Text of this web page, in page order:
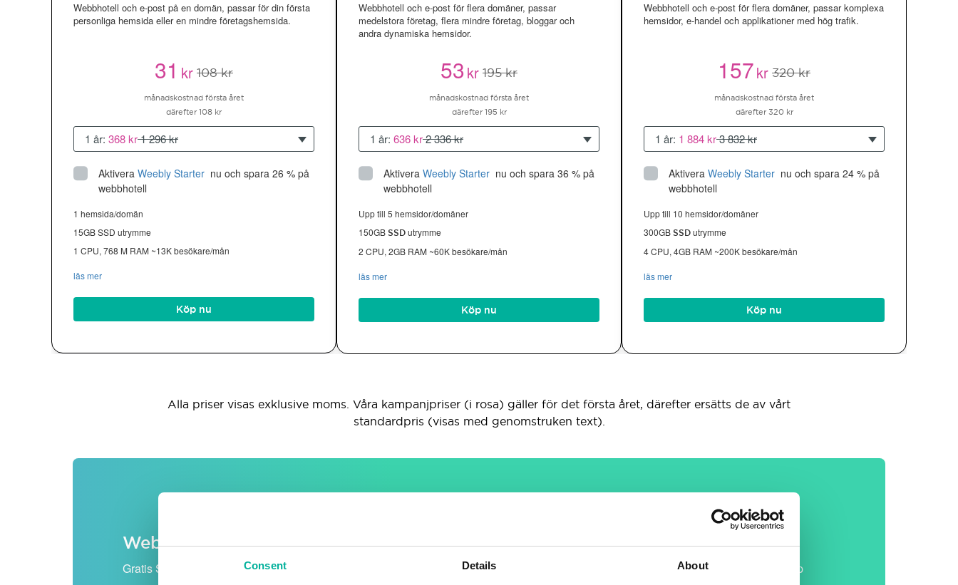
Consent Details About
Webbhotell och e-post på en domän, passar för din första
personliga hemsida eller en mindre företagshemsida.
31kr 108 kr
månadskostnad första året
därefter 108 kr
1 år: 368 kr1 296 kr
Aktivera Weebly Starter nu och spara 26 % på
webbhotell
1 hemsida/domän
15GB SSD utrymme
1 CPU, 768 M RAM ~13K besökare/mån
läs mer
Köp nu
Webbhotell och e-post för flera domäner, passar
medelstora företag, flera mindre företag, bloggar och
andra dynamiska hemsidor.
53kr 195 kr
månadskostnad första året
därefter 195 kr
1 år: 636 kr2 336 kr
Aktivera Weebly Starter nu och spara 36 % på
webbhotell
Upp till 5 hemsidor/domäner
150GBSSDutrymme
2 CPU, 2GB RAM ~60K besökare/mån
läs mer
Köp nu
Webbhotell och e-post för flera domäner, passar komplexa
hemsidor, e-handel och applikationer med hög trafik.
157kr 320 kr
månadskostnad första året
därefter 320 kr
1 år: 1 884 kr3 832 kr
Aktivera Weebly Starter nu och spara 24 % på
webbhotell
Upp till 10 hemsidor/domäner
300GBSSDutrymme
4 CPU, 4GB RAM ~200K besökare/mån
läs mer
Köp nu
Alla priser visas exklusive moms. Våra kampanjpriser (i rosa) gäller för det första året, därefter ersätts de av vårt
standardpris (visas med genomstruken text).
Web hosting
Gratis SSL-certifikat
Hemside­byggare E-post Generella
30 dagars öppet köp